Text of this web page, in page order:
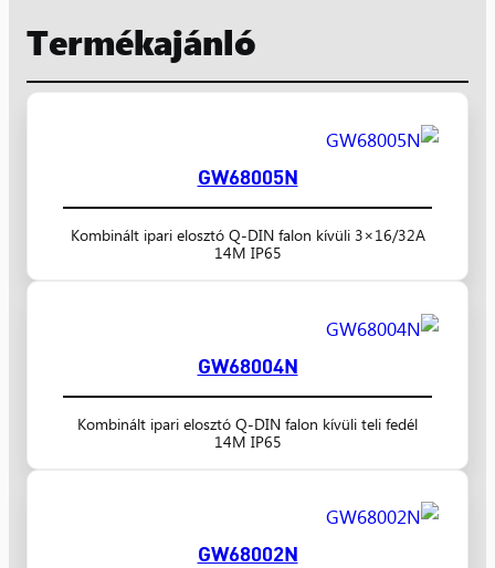
Termékajánló
GW68005N
Kombinált ipari elosztó Q-DIN falon kívüli 3×16/32A
14M IP65
GW68004N
Kombinált ipari elosztó Q-DIN falon kívüli teli fedél
14M IP65
GW68002N